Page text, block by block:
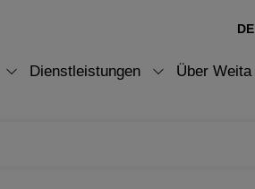
DE
Dienstleistungen Über Weita